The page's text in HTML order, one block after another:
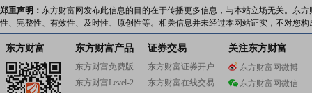
郑重声明： 东方财富网发布此信息的目的在于传播更多信息，与本站立场无关。东
性、完整性、有效性、及时性、原创性等。相关信息并未经过本网站证实，不对您
东方财富 东方财富产品
东方财富免费版
东方财富Level-2
证券交易
东方财富证券开户
东方财富在线交易
关注东方财富
东方财富网微博
东方财富网微信